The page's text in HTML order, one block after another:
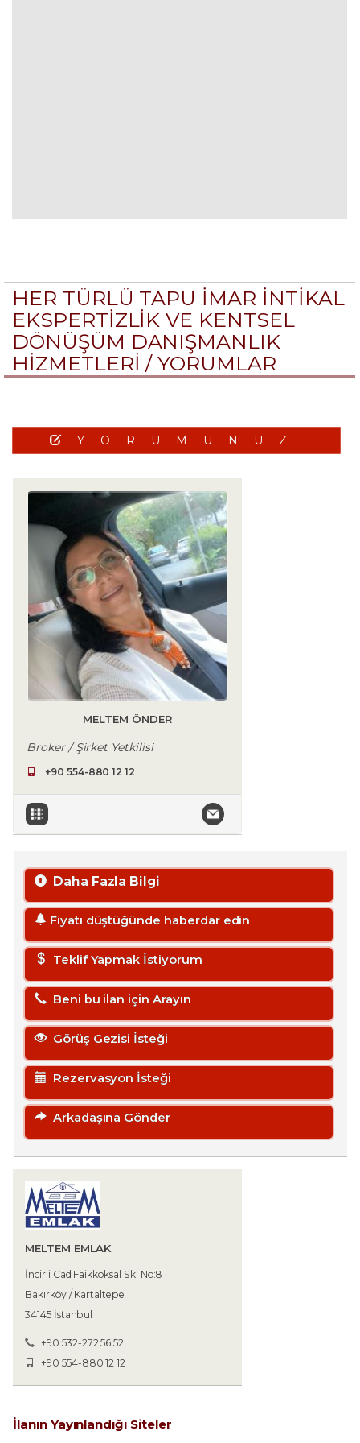
HER TÜRLÜ TAPU İMAR İNTİKAL
EKSPERTİZLİK VE KENTSEL
DÖNÜŞÜM DANIŞMANLIK
HİZMETLERİ /YORUMLAR
YORUMUNUZ
MELTEM ÖNDER
Broker / Şirket Yetkilisi
+90 554-880 12 12
Daha Fazla Bilgi
Fiyatı düştüğünde haberdar edin
Teklif Yapmak İstiyorum
Beni bu ilan için Arayın
Görüş Gezisi İsteği
Rezervasyon İsteği
Arkadaşına Gönder
MELTEM EMLAK
İncirli Cad.Faikköksal Sk. No:8
Bakırköy / Kartaltepe
34145 İstanbul
+90 532-272 56 52
+90 554-880 12 12
İlanın Yayınlandığı Siteler